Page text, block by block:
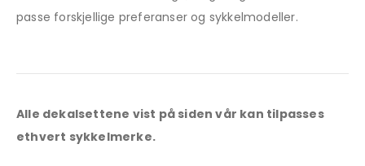
passe forskjellige preferanser og sykkelmodeller.
Alle dekalsettene vist på siden vår kan tilpasses
ethvert sykkelmerke.